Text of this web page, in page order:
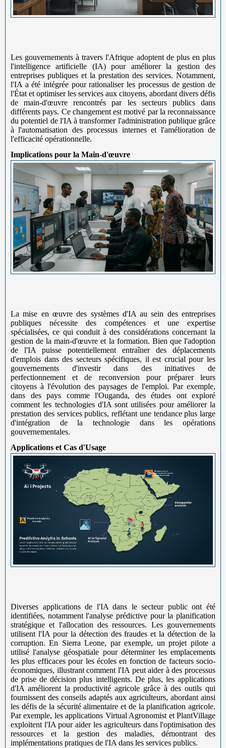
Les gouvernements à travers l'Afrique adoptent de plus en plus
l'intelligence artificielle (IA) pour améliorer la gestion des
entreprises publiques et la prestation des services. Notamment,
l'IA a été intégrée pour rationaliser les processus de gestion de
l'État et optimiser les services aux citoyens, abordant divers défis
de main-d'œuvre rencontrés par les secteurs publics dans
différents pays. Ce changement est motivé par la reconnaissance
du potentiel de l'IA à transformer l'administration publique grâce
à l'automatisation des processus internes et l'amélioration de
l'efficacité opérationnelle.
Implications pour la Main-d'œuvre
La mise en œuvre des systèmes d'IA au sein des entreprises
publiques nécessite des compétences et une expertise
spécialisées, ce qui conduit à des considérations concernant la
gestion de la main-d'œuvre et la formation. Bien que l'adoption
de l'IA puisse potentiellement entraîner des déplacements
d'emplois dans des secteurs spécifiques, il est crucial pour les
gouvernements d'investir dans des initiatives de
perfectionnement et de reconversion pour préparer leurs
citoyens à l'évolution des paysages de l'emploi. Par exemple,
dans des pays comme l'Ouganda, des études ont exploré
comment les technologies d'IA sont utilisées pour améliorer la
prestation des services publics, reflétant une tendance plus large
d'intégration de la technologie dans les opérations
gouvernementales.
Applications et Cas d'Usage
Diverses applications de l'IA dans le secteur public ont été
identifiées, notamment l'analyse prédictive pour la planification
stratégique et l'allocation des ressources. Les gouvernements
utilisent l'IA pour la détection des fraudes et la détection de la
corruption. En Sierra Leone, par exemple, un projet pilote a
utilisé l'analyse géospatiale pour déterminer les emplacements
les plus efficaces pour les écoles en fonction de facteurs socio-
économiques, illustrant comment l'IA peut aider à des processus
de prise de décision plus intelligents. De plus, les applications
d'IA améliorent la productivité agricole grâce à des outils qui
fournissent des conseils adaptés aux agriculteurs, abordant ainsi
les défis de la sécurité alimentaire et de la planification agricole.
Par exemple, les applications Virtual Agronomist et PlantVillage
exploitent l'IA pour aider les agriculteurs dans l'optimisation des
ressources et la gestion des maladies, démontrant des
implémentations pratiques de l'IA dans les services publics.